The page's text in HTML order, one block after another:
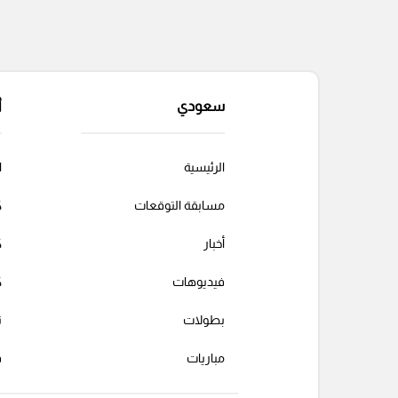
سعودي
الرئيسية
مسابقة التوقعات
أخبار
فيديوهات
بطولات
مباريات